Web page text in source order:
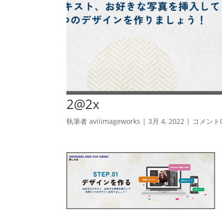
2@2x
執筆者aviiimageworks |3月 4, 2022 | コメン